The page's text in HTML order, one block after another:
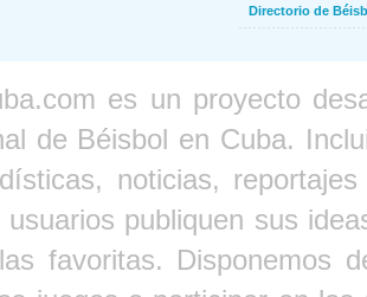
Directorio de
es un proyecto
de Béisbol en Cuba.
noticias,
publiquen sus
favoritas. Disponemos